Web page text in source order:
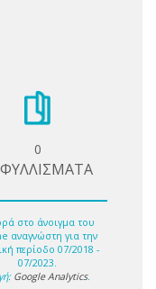
0
στο άνοιγμα του
αναγνώστη για την
περίοδο 07/2018 -
07/2023.
Google Analytics.